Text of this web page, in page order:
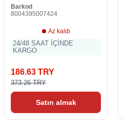
Barkod
8004395007424
Az kaldı
24/48 SAAT İÇİNDE
KARGO
186.63 TRY
373.26 TRY
Satın almak